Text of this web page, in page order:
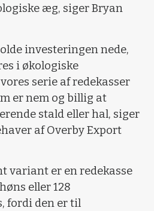
æg, siger Bryan
investeringen nede,
i økologiske
serie af redekasser
er nem og billig at
stald eller hal, siger
af Overby Export
variant er en redekasse
eller 128
fordi den er til